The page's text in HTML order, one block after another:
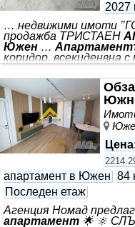
2027
… недвижими имоти
продажба ТРИСТАЕН
Южен …
коридор, всекиденвна
✅ БЕЗ КОМИСИОН 🏡
спални, баня с
избено пмомещение. ☀️
Свободни за за
комплекс в напреднал
един от най-големите
опит и много
необходимо -
на градския
Цена
апартамент в Южен 84
Последен етаж
Агенция Номад
апартамент 🌟 🔆